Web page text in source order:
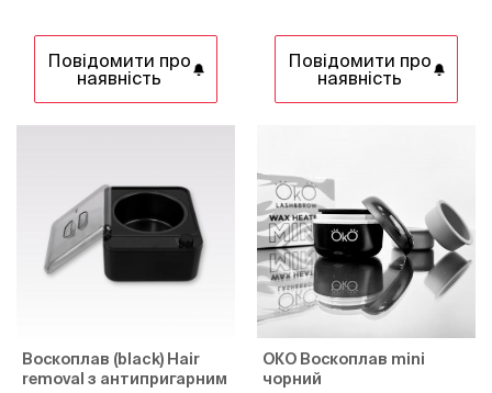
Повідомити про
наявність
Повідомити про
наявність
Воскоплав (black) Hair
removal з антипригарним
ОКО Воскоплав mini
чорний